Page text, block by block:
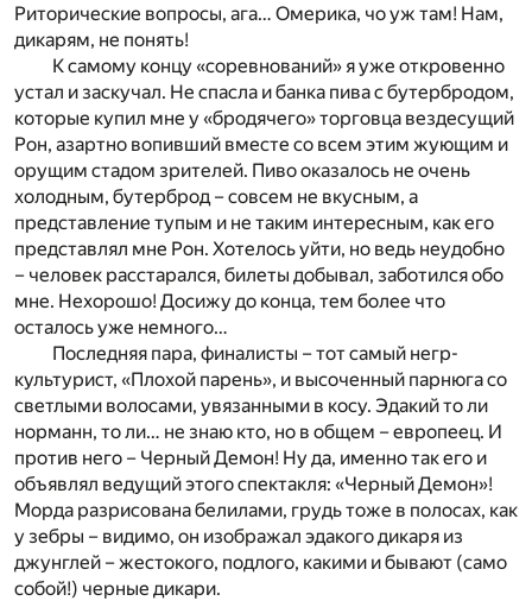
Риторические вопросы, ага… Омерика, чо уж там! Нам,
дикарям, не понять!
К самому концу «соревнований» я уже откровенно
устал и заскучал. Не спасла и банка пива с бутербродом,
которые купил мне у «бродячего» торговца вездесущий
Рон, азартно вопивший вместе со всем этим жующим и
орущим стадом зрителей. Пиво оказалось не очень
холодным, бутерброд – совсем не вкусным, а
представление тупым и не таким интересным, как его
представлял мне Рон. Хотелось уйти, но ведь неудобно
– человек расстарался, билеты добывал, заботился обо
мне. Нехорошо! Досижу до конца, тем более что
осталось уже немного…
Последняя пара, финалисты – тот самый негр-
культурист, «Плохой парень», и высоченный парнюга со
светлыми волосами, увязанными в косу. Эдакий то ли
норманн, то ли… не знаю кто, но в общем – европеец. И
против него – Черный Демон! Ну да, именно так его и
объявлял ведущий этого спектакля: «Черный Демон»!
Морда разрисована белилами, грудь тоже в полосах, как
у зебры – видимо, он изображал эдакого дикаря из
джунглей – жестокого, подлого, какими и бывают (само
собой!) черные дикари.